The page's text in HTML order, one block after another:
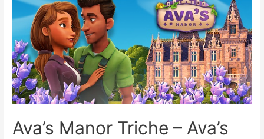
Ava’s Manor Triche – Ava’s